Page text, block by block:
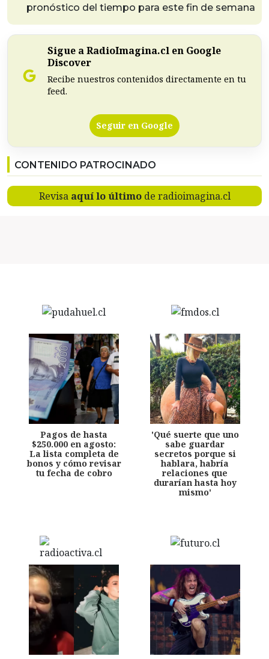
pronóstico del tiempo para este fin de semana
Sigue a RadioImagina.cl en Google
Discover
Recibe nuestros contenidos directamente en tu
feed.
Seguir en Google
CONTENIDO PATROCINADO
Revisa aquí lo últimode radioimagina.cl
Pagos de hasta
$250.000 en agosto:
La lista completa de
bonos y cómo revisar
tu fecha de cobro
'Qué suerte que uno
sabe guardar
secretos porque si
hablara, habría
relaciones que
durarían hasta hoy
mismo'